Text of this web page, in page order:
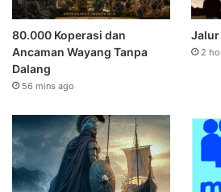
80.000 Koperasi dan
Ancaman Wayang Tanpa
Dalang
56 mins ago
Jalur
2